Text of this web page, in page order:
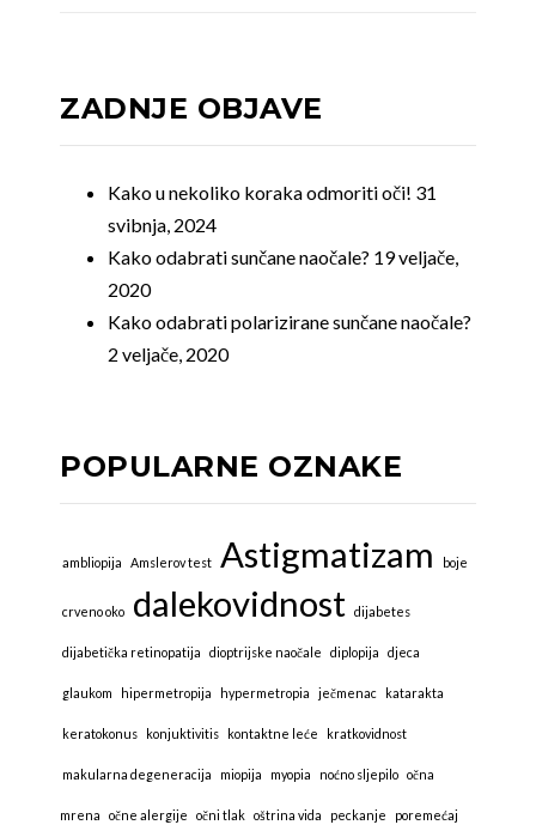
ZADNJE OBJAVE
Kako u nekoliko koraka odmoriti oči! 31
svibnja, 2024
Kako odabrati sunčane naočale? 19 veljače,
2020
Kako odabrati polarizirane sunčane naočale?
2 veljače, 2020
POPULARNE OZNAKE
ambliopija Amslerov test Astigmatizam boje
crveno oko dalekovidnost dijabetes
dijabetička retinopatija dioptrijske naočale diplopija djeca
glaukom hipermetropija hypermetropia ječmenac katarakta
keratokonus konjuktivitis kontaktne leće kratkovidnost
makularna degeneracija miopija myopia noćno sljepilo očna
mrena očne alergije očni tlak oštrina vida peckanje poremećaj